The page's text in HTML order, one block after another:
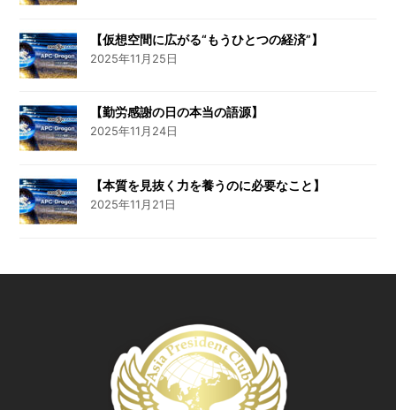
【仮想空間に広がる“もうひとつの経済”】
2025年11月25日
【勤労感謝の日の本当の語源】
2025年11月24日
【本質を見抜く力を養うのに必要なこと】
2025年11月21日